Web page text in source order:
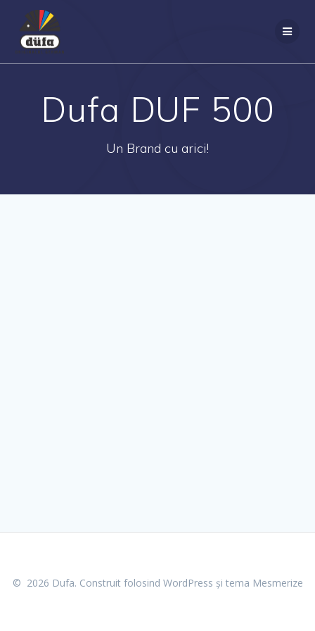
Dufa DUF 500
Un Brand cu arici!
© 2026 Dufa. Construit folosind WordPress și tema Mesmerize